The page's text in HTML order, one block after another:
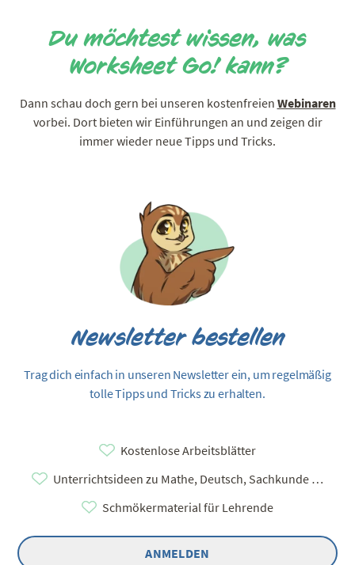
Du möchtest wissen, was
Worksheet Go! kann?
Dann schau doch gern bei unseren kostenfreien Webinaren
vorbei. Dort bieten wir Einführungen an und zeigen dir
immer wieder neue Tipps und Tricks.
Newsletter bestellen
Trag dich einfach in unseren Newsletter ein, um regelmäßig
tolle Tipps und Tricks zu erhalten.
Kostenlose Arbeitsblätter
Unterrichtsideen zu Mathe, Deutsch, Sachkunde …
Schmökermaterial für Lehrende
ANMELDEN